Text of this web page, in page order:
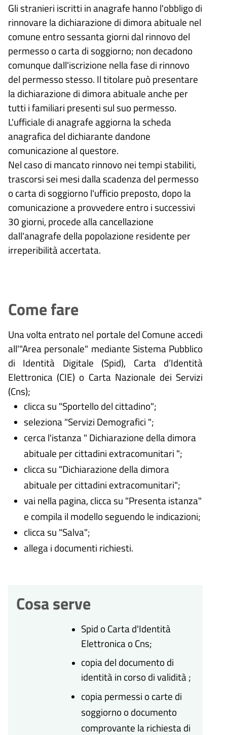
Gli stranieri iscritti in anagrafe hanno l'obbligo di
rinnovare la dichiarazione di dimora abituale nel
comune entro sessanta giorni dal rinnovo del
permesso o carta di soggiorno; non decadono
comunque dall'iscrizione nella fase di rinnovo
del permesso stesso. Il titolare può presentare
la dichiarazione di dimora abituale anche per
tutti i familiari presenti sul suo permesso.
L'ufficiale di anagrafe aggiorna la scheda
anagrafica del dichiarante dandone
comunicazione al questore.
Nel caso di mancato rinnovo nei tempi stabiliti,
trascorsi sei mesi dalla scadenza del permesso
o carta di soggiorno l'ufficio preposto, dopo la
comunicazione a provvedere entro i successivi
30 giorni, procede alla cancellazione
dall'anagrafe della popolazione residente per
irreperibilità accertata.
Come fare
Una volta entrato nel portale del Comune accedi
all'"Area personale" mediante Sistema Pubblico
di Identità Digitale (Spid), Carta d’Identità
Elettronica (CIE) o Carta Nazionale dei Servizi
(Cns);
clicca su "Sportello del cittadino";
seleziona "Servizi Demografici ";
cerca l'istanza " Dichiarazione della dimora
abituale per cittadini extracomunitari ";
clicca su "Dichiarazione della dimora
abituale per cittadini extracomunitari";
vai nella pagina, clicca su "Presenta istanza"
e compila il modello seguendo le indicazioni;
clicca su "Salva";
allega i documenti richiesti.
Cosa serve
Spid o Carta d'Identità
Elettronica o Cns;
copia del documento di
identità in corso di validità ;
copiapermessi o carte di
soggiorno o documento
comprovante la richiesta di